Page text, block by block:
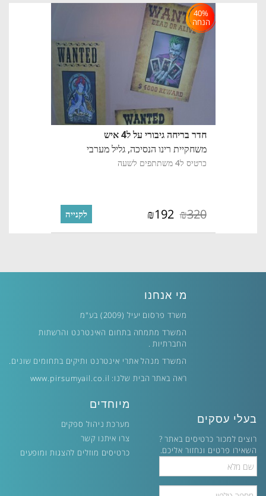
40%
הנחה
חדר בריחה גיבורי על ל4 איש
משחקיית רינו הנסיכה,גליל מערבי
כרטיס ל4 משתתפים לשעה
₪320
₪192 לקנייה
מי אנחנו
משרד פרסום יעיל (2009) בע"מ
המשרד מתמחה בתחום האינטרנט והרשתות
החברתיות .
המשרד מנהל אתרי אינטרנט ותיקים בתחומים שונים.
ראה באתר הבית שלנו: www.pirsumyail.co.il
בעלי עסקים
רוצים למכור כרטיסים באתר ?
השאירו פרטים ונחזור אליכם.
Name
מיוחדים
מערכת ניהול ספקים
צרו איתנו קשר
כרטיסים מוזלים להצגות ומופעים